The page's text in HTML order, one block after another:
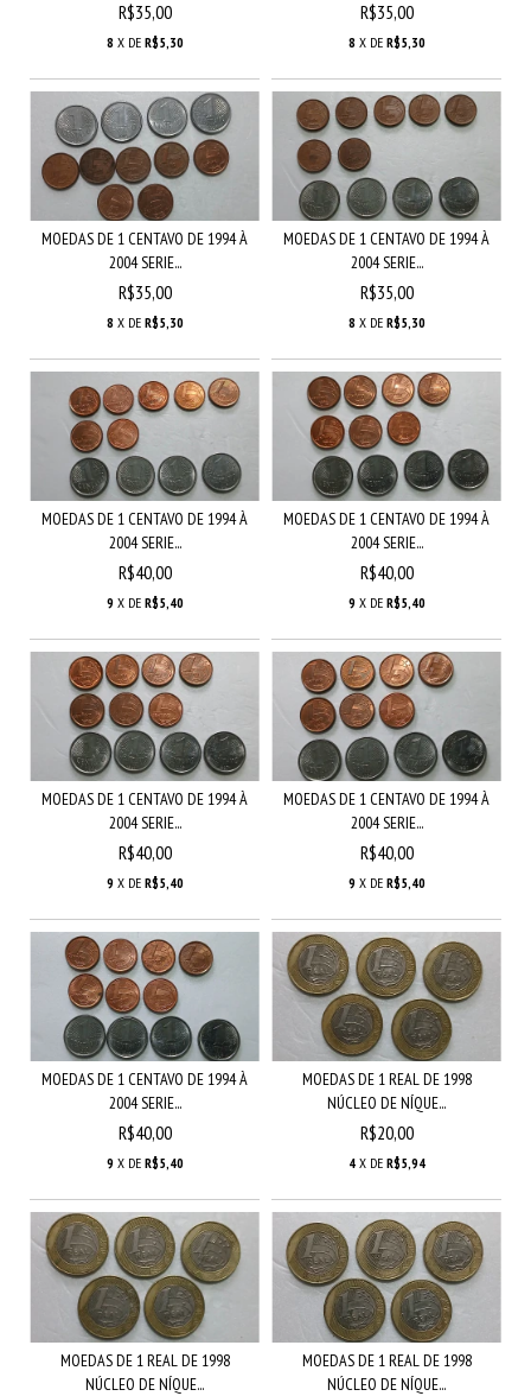
R$35,00
8 X DE R$5,30
R$35,00
8 X DE R$5,30
MOEDAS DE 1 CENTAVO DE 1994 À
2004 SERIE...
R$35,00
8 X DE R$5,30
MOEDAS DE 1 CENTAVO DE 1994 À
2004 SERIE...
R$35,00
8 X DE R$5,30
MOEDAS DE 1 CENTAVO DE 1994 À
2004 SERIE...
R$40,00
9 X DE R$5,40
MOEDAS DE 1 CENTAVO DE 1994 À
2004 SERIE...
R$40,00
9 X DE R$5,40
MOEDAS DE 1 CENTAVO DE 1994 À
2004 SERIE...
R$40,00
9 X DE R$5,40
MOEDAS DE 1 CENTAVO DE 1994 À
2004 SERIE...
R$40,00
9 X DE R$5,40
MOEDAS DE 1 CENTAVO DE 1994 À
2004 SERIE...
R$40,00
9 X DE R$5,40
MOEDAS DE 1 REAL DE 1998
NÚCLEO DE NÍQUE...
R$20,00
4 X DE R$5,94
MOEDAS DE 1 REAL DE 1998
NÚCLEO DE NÍQUE...
MOEDAS DE 1 REAL DE 1998
NÚCLEO DE NÍQUE...